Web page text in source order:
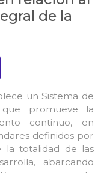
de la
un Sistema de
promueve la
continuo, en
definidos por
la totalidad de las
abarcando